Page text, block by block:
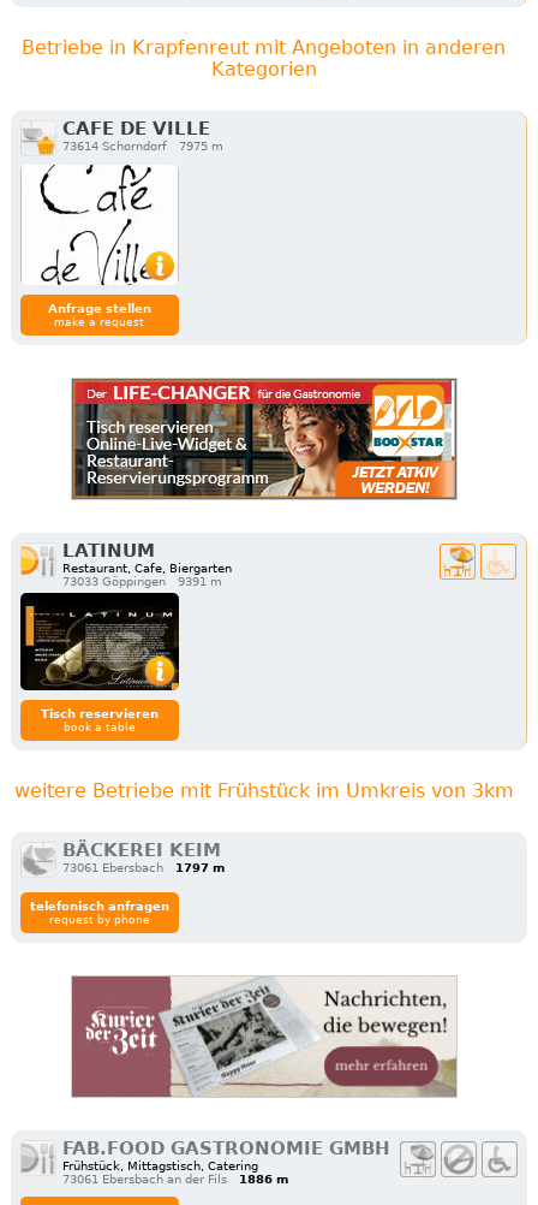
Betriebe in Krapfenreut mit Angeboten in anderen
Kategorien
CAFE DE VILLE
73614 Schorndorf 7975 m
Anfrage stellen
make a request
LATINUM
Restaurant, Cafe, Biergarten
73033 Göppingen
9391 m
Tisch reservieren
book a table
weitere Betriebe mit Frühstück im Umkreis von 3km
BÄCKEREI KEIM
73061 Ebersbach 1797 m
telefonisch anfragen
request by phone
FAB.FOOD GASTRONOMIE GMBH
Frühstück, Mittagstisch, Catering
73061 Ebersbach an der Fils
1886 m